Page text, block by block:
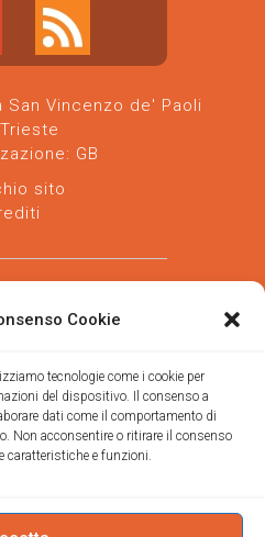
Cookie
tecnologie come i cookie per
del dispositivo. Il consenso a
dati come il comportamento di
Non acconsentire o ritirare il consenso
caratteristiche e funzioni.
Vincenzo de' Paoli
GB
sito
de' Paoli-Diocesi
Trieste
11 (chiesa)